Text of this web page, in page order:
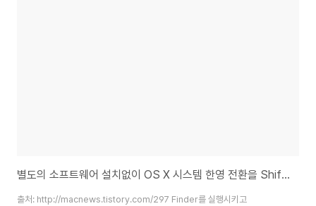
별도의 소프트웨어 설치없이 OS X 시스템 한영 전환을 Shift + Space 단축키로 변경하는 방법
출처: http://macnews.tistory.com/297 Finder를 실행시키고